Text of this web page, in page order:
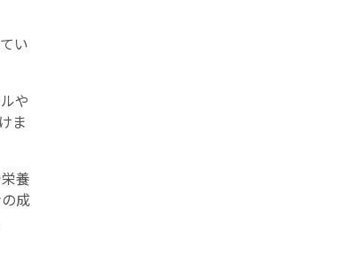
い
や
ま
養
成